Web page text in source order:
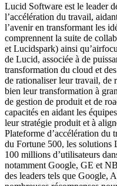
Lucid Software est le leader
l’accélération du travail,
l’avenir en transformant les
comprennent la suite de
et Lucidspark) ainsi
de Lucid, associée à de
transformation du cloud et
de rationaliser leur travail, de
bien leur transformation à
de gestion de produit et de
capacités en aidant les
leur stratégie produit et à
Plateforme d’accélération du
du Fortune 500, les solutions
100 millions d’utilisateurs
notamment Google, GE et
des leaders tels que Google,